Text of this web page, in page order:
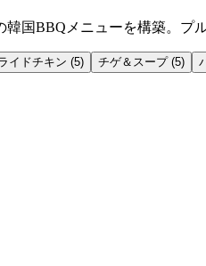
国BBQメニューを構築。プ
イドチキン (5) チゲ＆スープ(5)